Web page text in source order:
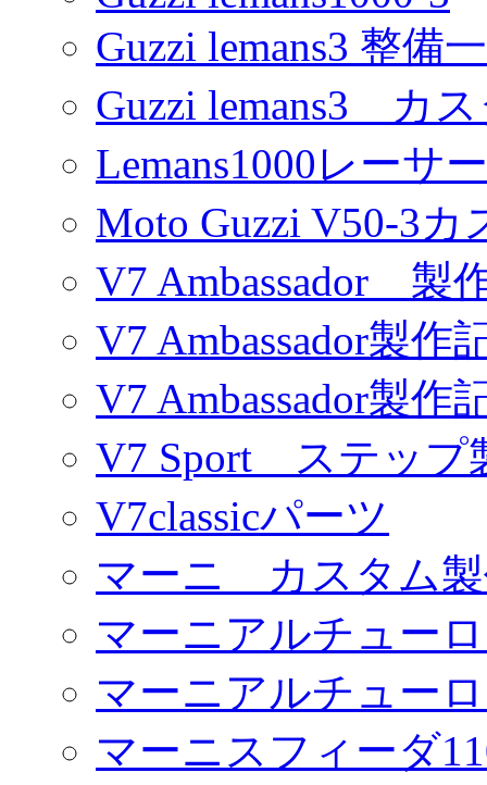
Guzzi lemans3 整備
Guzzi lemans3 カ
Lemans1000レーサ
Moto Guzzi V50-3カ
V7 Ambassador 製
V7 Ambassador製作
V7 Ambassador製作
V7 Sport ステップ
V7classicパーツ
マーニ カスタム
マーニアルチュー
マーニアルチュー
マーニスフィーダ